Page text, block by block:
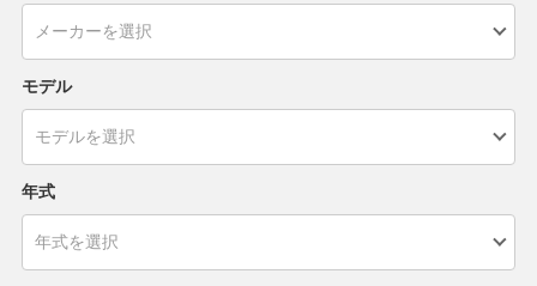
モデル
年式